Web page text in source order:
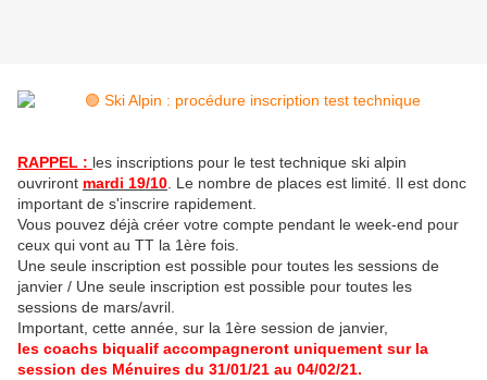
RAPPEL : les inscriptions pour le test technique ski alpin
ouvriront mardi 19/10 . Le nombre de places est limité. Il est donc
important de s'inscrire rapidement.
Vous pouvez déjà créer votre compte pendant le week-end pour
ceux qui vont au TT la 1ère fois.
Une seule inscription est possible pour toutes les sessions de
janvier / Une seule inscription est possible pour toutes les
sessions de mars/avril.
Important, cette année, sur la 1ère session de janvier,
les coachs biqualif accompagneront uniquement sur la
session des Ménuires du 31/01/21 au 04/02/21.